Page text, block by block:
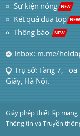
Sự kiện nóng NEW
Kết quả đua top NEW
Thông báo NEW
Inbox: m.me/
Trụ sở: Tầng 7,
Giấy, Hà Nội.
Giấy phép thiết lập mạng
Thông tin và Truyền